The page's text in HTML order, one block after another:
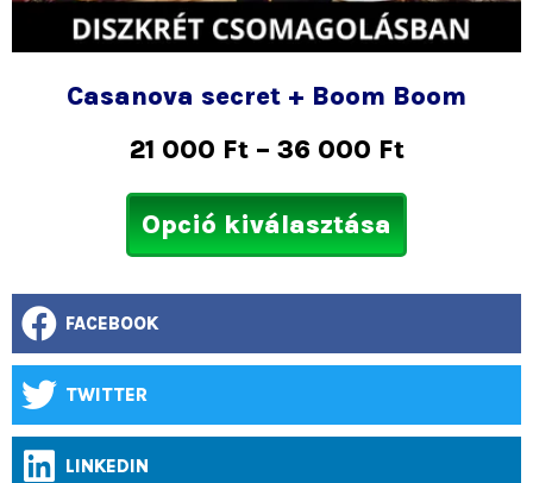
Casanova secret + Boom Boom
21 000 Ft – 36 000 Ft
Opció kiválasztása
FACEBOOK
TWITTER
LINKEDIN